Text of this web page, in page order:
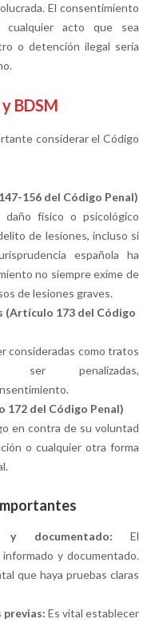
El consentimiento
cualquier acto que sea
o detención ilegal sería
BDSM
considerar el Código
156 del Código Penal)
físico o psicológico
de lesiones, incluso si
española ha
no siempre exime de
de lesiones graves.
173 del Código
consideradas como tratos
ser penalizadas,
172 del Código Penal)
en contra de su voluntad
o cualquier otra forma
y documentado: El
y documentado.
que haya pruebas claras
previas: Es vital establecer